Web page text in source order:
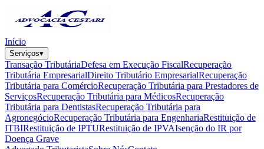
Início
Serviços▾
Transação TributáriaDefesa em Execução FiscalRecuperação
Tributária EmpresarialDireito Tributário EmpresarialRecuperação
Tributária para ComércioRecuperação Tributária para Prestadores de
ServiçosRecuperação Tributária para MédicosRecuperação
Tributária para DentistasRecuperação Tributária para
AgronegócioRecuperação Tributária para EngenhariaRestituição de
ITBIRestituição de IPTURestituição de IPVAIsenção do IR por
Doença Grave